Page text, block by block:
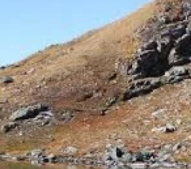
TERZO APPUNTAMENTO “JAZZ IN
VIGNA” CON MARIO ROMANO
QUARTIERI JAZZ IN CONCERTO